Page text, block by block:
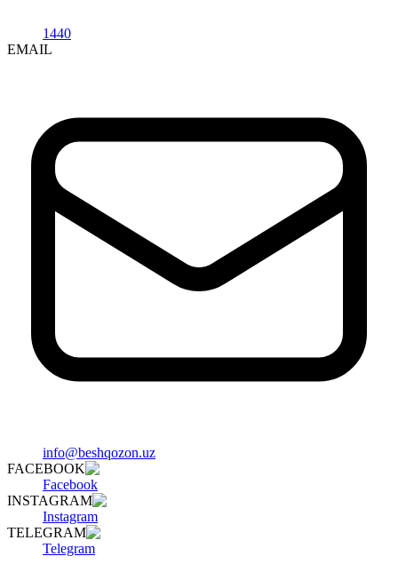
1440
EMAIL
info@beshqozon.uz
FACEBOOK
Facebook
INSTAGRAM
Instagram
TELEGRAM
Telegram